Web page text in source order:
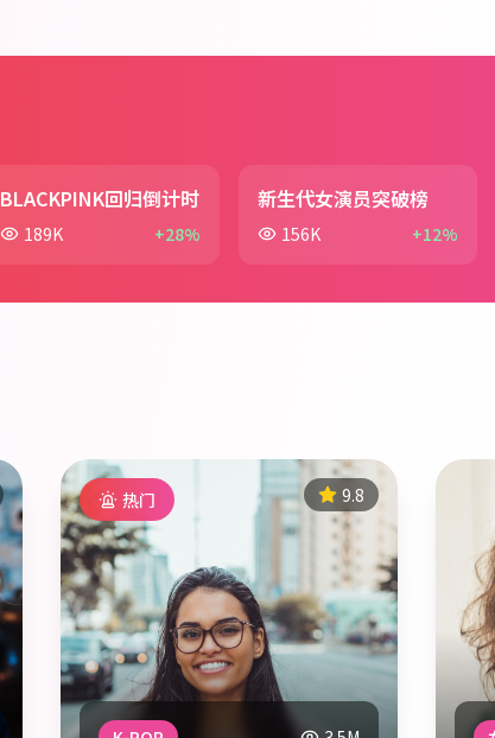
BLACKPINK回归倒计时
189K +28%
新生代女演员突破榜
156K +12%
热门 9.8